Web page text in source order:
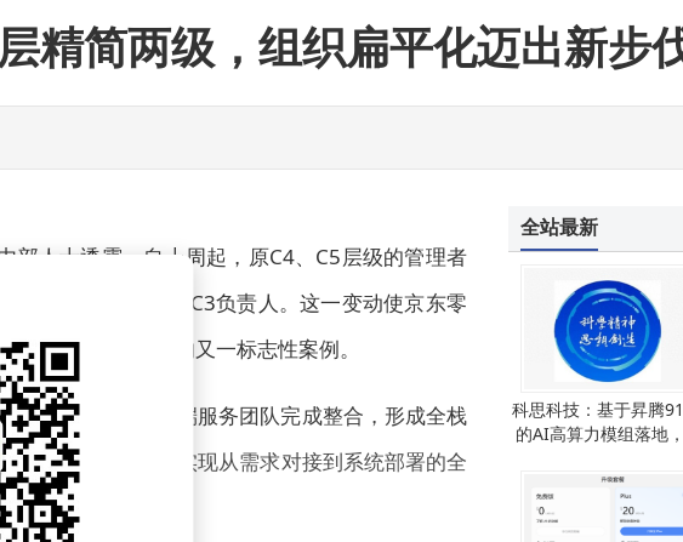
宁德
北汽集团在江西成立
联想创投、晶泰控股入
华润置
欧陆通成立电源技
精简两级，组织扁平化迈出新步
部人士透露，自上周起，原C4、C5层级的管理者
权限也同步下放至C3负责人。这一变动使京东零
组织扁平化改革的又一标志性案例。
端开发团队与后端服务团队完成整合，形成全栈
参与业务开发，实现从需求对接到系统部署的全
以上。
全站最新
科思科技：基于昇腾
的AI高算力模组落地